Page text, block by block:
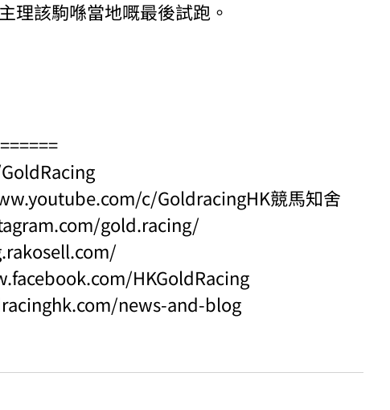
理該駒喺當地嘅最後試跑。
c/GoldracingHK競馬知舍
gold.racing/
HKGoldRacing
news-and-blog